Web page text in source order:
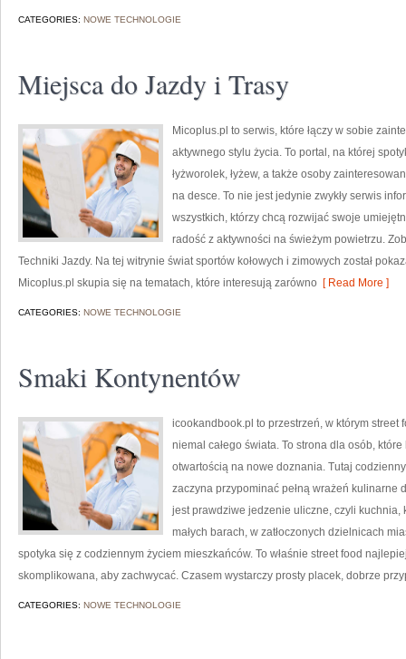
CATEGORIES: NOWE TECHNOLOGIE
Miejsca do Jazdy i Trasy
Micoplus.pl to serwis, które łączy w sobie
aktywnego stylu życia. To portal, na której
łyżworolek, łyżew, a także osoby
na desce. To nie jest jedynie zwykły serwis
wszystkich, którzy chcą rozwijać swoje
radość z aktywności na świeżym powietrzu.
Techniki Jazdy. Na tej witrynie świat sportów kołowych i zimowych został
Micoplus.pl skupia się na tematach, które interesują zarówno [ Read More ]
CATEGORIES: NOWE TECHNOLOGIE
Smaki Kontynentów
icookandbook.pl to przestrzeń, w którym
niemal całego świata. To strona dla osób,
otwartością na nowe doznania. Tutaj
zaczyna przypominać pełną wrażeń
jest prawdziwe jedzenie uliczne, czyli kuchnia,
małych barach, w zatłoczonych dzielnicach
spotyka się z codziennym życiem mieszkańców. To właśnie street food
skomplikowana, aby zachwycać. Czasem wystarczy prosty placek, dobrze
CATEGORIES: NOWE TECHNOLOGIE